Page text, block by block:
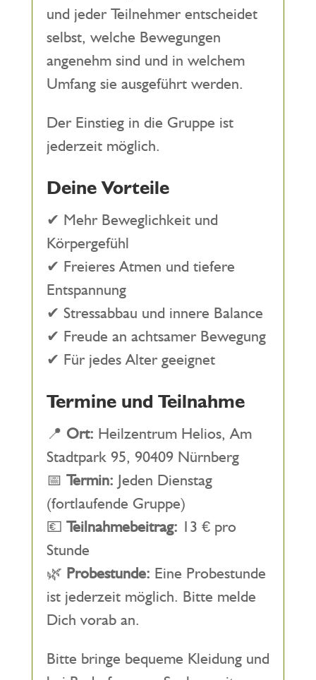
und jeder Teilnehmer entscheidet
selbst, welche Bewegungen
angenehm sind und in welchem
Umfang sie ausgeführt werden.
Der Einstieg in die Gruppe ist
jederzeit möglich.
Deine Vorteile
✔ Mehr Beweglichkeit und
Körpergefühl
✔ Freieres Atmen und tiefere
Entspannung
✔ Stressabbau und innere Balance
✔ Freude an achtsamer Bewegung
✔ Für jedes Alter geeignet
Termine und Teilnahme
📍 Ort: Heilzentrum Helios, Am
Stadtpark 95, 90409 Nürnberg
📅 Termin: Jeden Dienstag
(fortlaufende Gruppe)
💶 Teilnahmebeitrag: 13 € pro
Stunde
🌿 Probestunde: Eine Probestunde
ist jederzeit möglich. Bitte melde
Dich vorab an.
Bitte bringe bequeme Kleidung und